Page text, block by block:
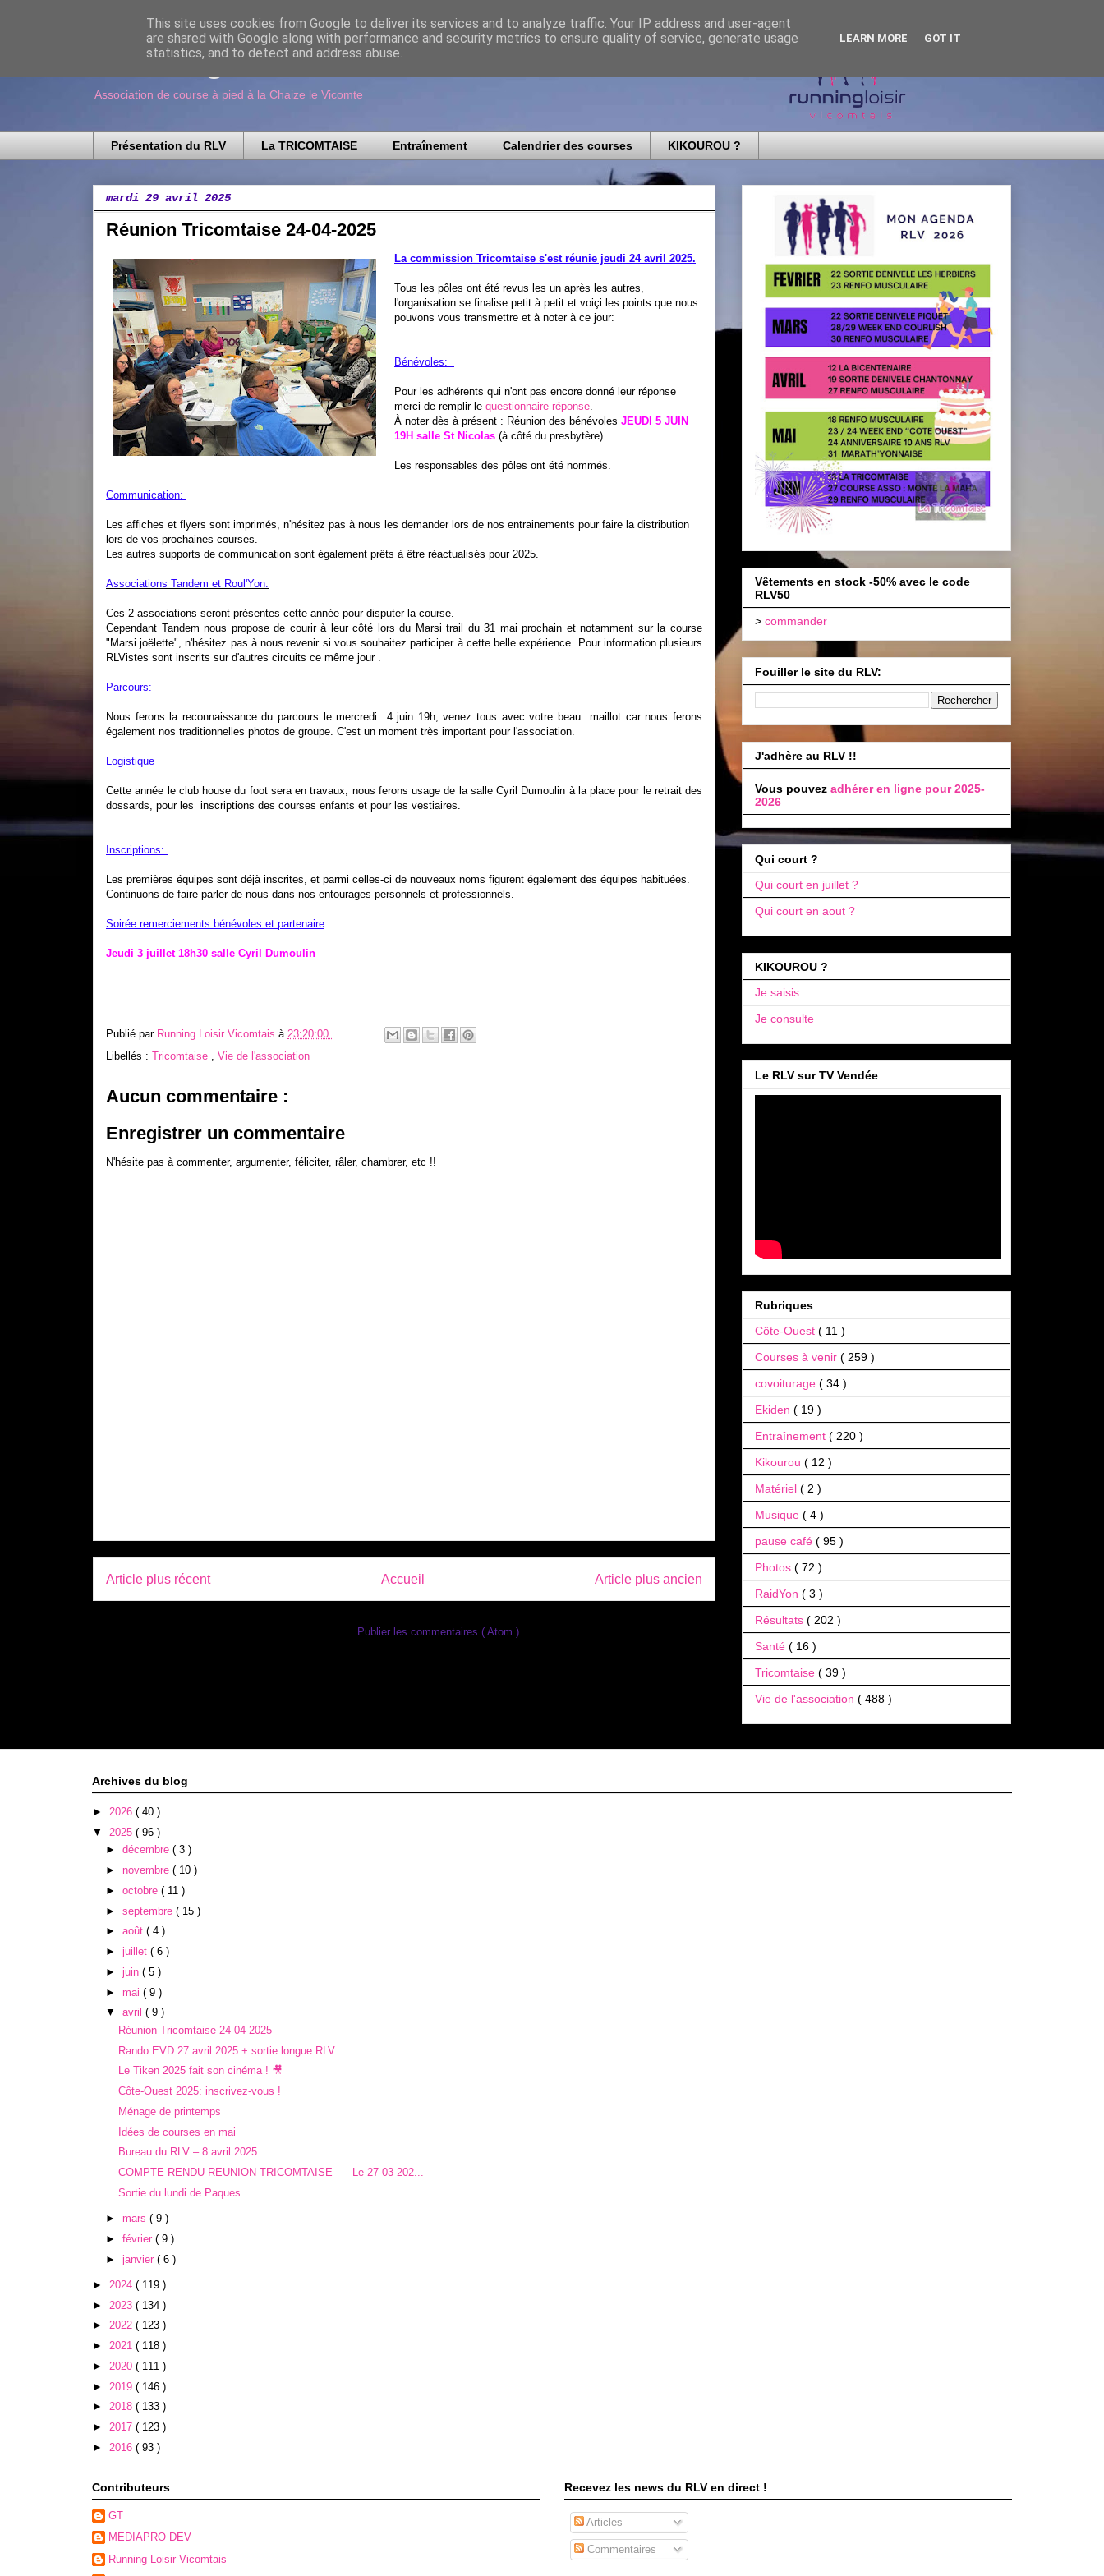
Running Loisir Vicomtais
Association de course à pied à la Chaize le Vicomte
Présentation du RLV La TRICOMTAISE Entraînement Calendrier des courses KIKOUROU ?
mardi 29 avril 2025
Réunion Tricomtaise 24-04-2025
La commission Tricomtaise s'est réunie jeudi 24 avril 2025.
Tous les pôles ont été revus les un après les autres,
l'organisation se finalise petit à petit et voiçi les points que nous
pouvons vous transmettre et à noter à ce jour:
Bénévoles:
Pour les adhérents qui n'ont pas encore donné leur réponse
merci de remplir le questionnaire réponse
À noter dès à présent : Réunion des bénévoles JEUDI 5 JUIN
19H salle St Nicolas (à côté du presbytère).
Les responsables des pôles ont été nommés.
Communication:
Les affiches et flyers sont imprimés, n'hésitez pas à nous les demander lors de nos entrainements pour faire la distribution
lors de vos prochaines courses.
Les autres supports de communication sont également prêts à être réactualisés pour 2025.
Associations Tandem et Roul'Yon:
Ces 2 associations seront présentes cette année pour disputer la course.
Cependant Tandem nous propose de courir à leur côté lors du Marsi trail du 31 mai prochain et notamment sur la course
"Marsi joëlette", n'hésitez pas à nous revenir si vous souhaitez participer à cette belle expérience. Pour information plusieurs
RLVistes sont inscrits sur d'autres circuits ce même jour .
Parcours:
Nous ferons la reconnaissance du parcours le mercredi 4 juin 19h, venez tous avec votre beau maillot car nous ferons
également nos traditionnelles photos de groupe. C'est un moment très important pour l'association.
Logistique
Cette année le club house du foot sera en travaux, nous ferons usage de la salle Cyril Dumoulin à la place pour le retrait des
dossards, pour les inscriptions des courses enfants et pour les vestiaires.
Inscriptions:
Les premières équipes sont déjà inscrites, et parmi celles-ci de nouveaux noms figurent également des équipes habituées.
Continuons de faire parler de nous dans nos entourages personnels et professionnels.
Soirée remerciements bénévoles et partenaire
Jeudi 3 juillet 18h30 salle Cyril Dumoulin
Publié par Running Loisir Vicomtais à 23:20:00
Libellés : Tricomtaise Vie de l'association
Aucun commentaire :
Enregistrer un commentaire
N'hésite pas à commenter, argumenter, féliciter, râler, chambrer, etc !!
Article plus récent Article plus ancien
Accueil
Publier les commentaires ( Atom )
Vêtements en stock -50% avec le code
RLV50
> commander
Fouiller le site du RLV:
J'adhère au RLV !!
Vous pouvez adhérer en ligne pour 2025-
2026
Qui court ?
Qui court en juillet ?
Qui court en aout ?
KIKOUROU ?
Je saisis
Je consulte
Le RLV sur TV Vendée
Rubriques
Côte-Ouest ( 11 )
Courses à venir ( 259 )
covoiturage ( 34 )
Ekiden ( 19 )
Entraînement ( 220 )
Kikourou ( 12 )
Matériel ( 2 )
Musique ( 4 )
pause café ( 95 )
Photos ( 72 )
RaidYon ( 3 )
Résultats ( 202 )
Santé ( 16 )
Tricomtaise ( 39 )
Vie de l'association ( 488 )
Archives du blog
► 2026 ( 40 )
▼ 2025 ( 96 )
► décembre ( 3 )
► novembre ( 10 )
► octobre ( 11 )
► septembre ( 15 )
► août ( 4 )
► juillet ( 6 )
► juin ( 5 )
► mai ( 9 )
▼ avril ( 9 )
Réunion Tricomtaise 24-04-2025
Rando EVD 27 avril 2025 + sortie longue RLV
Le Tiken 2025 fait son cinéma ! 🎥
Côte-Ouest 2025: inscrivez-vous !
Ménage de printemps
Idées de courses en mai
Bureau du RLV – 8 avril 2025
COMPTE RENDU REUNION TRICOMTAISE Le 27-03-202...
Sortie du lundi de Paques
► mars ( 9 )
► février ( 9 )
► janvier ( 6 )
► 2024 ( 119 )
► 2023 ( 134 )
► 2022 ( 123 )
► 2021 ( 118 )
► 2020 ( 111 )
► 2019 ( 146 )
► 2018 ( 133 )
► 2017 ( 123 )
► 2016 ( 93 )
Contributeurs
GT
MEDIAPRO DEV
Running Loisir Vicomtais
Recevez les news du RLV en direct !
Articles
Commentaires
This site uses cookies from Google to deliver its services and to analyze traffic. Your IP address and user-agent
are shared with Google along with performance and security metrics to ensure quality of service, generate usage
statistics, and to detect and address abuse.
LEARN MORE GOT IT